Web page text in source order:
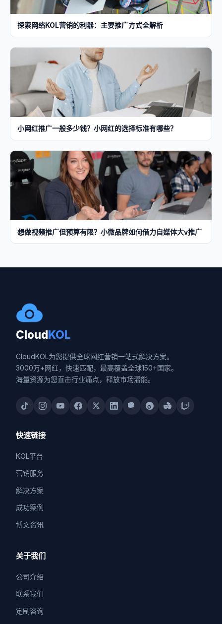
探索网络KOL营销的利器：主要推广方式全解析
小网红推广一般多少钱？小网红的选择标准有哪些？
想做视频推广但预算有限？小微品牌如何借力自媒体大v推广
CloudKOL
CloudKOL为您提供全球网红营销一站式解决方案。
3000万+网红，快速匹配，最高覆盖全球150+国家。
海量资源为您直击行业痛点，释放市场潜能。
快速链接
KOL平台
营销服务
解决方案
成功案例
博文资讯
关于我们
公司介绍
联系我们
定制咨询